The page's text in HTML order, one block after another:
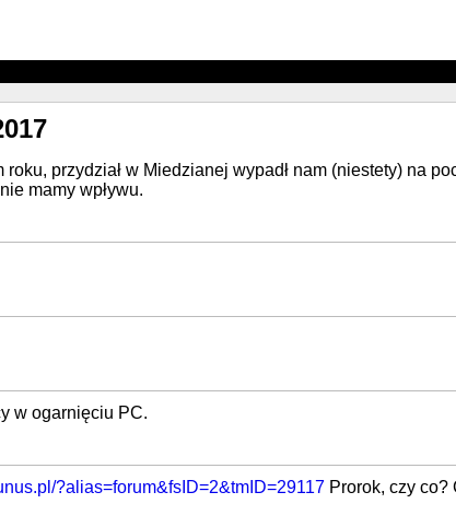
przydział w Miedzianej wypadł nam (niestety) na
mamy wpływu.
w ogarnięciu PC.
?alias=forum&fsID=2&tmID=29117 Prorok, czy co?